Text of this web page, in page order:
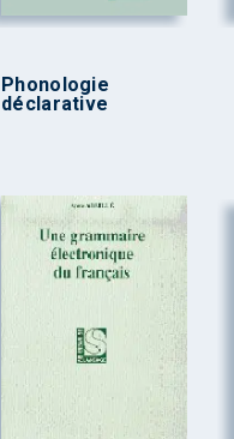
Phonologie
déclarative